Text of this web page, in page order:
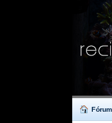
Fórum